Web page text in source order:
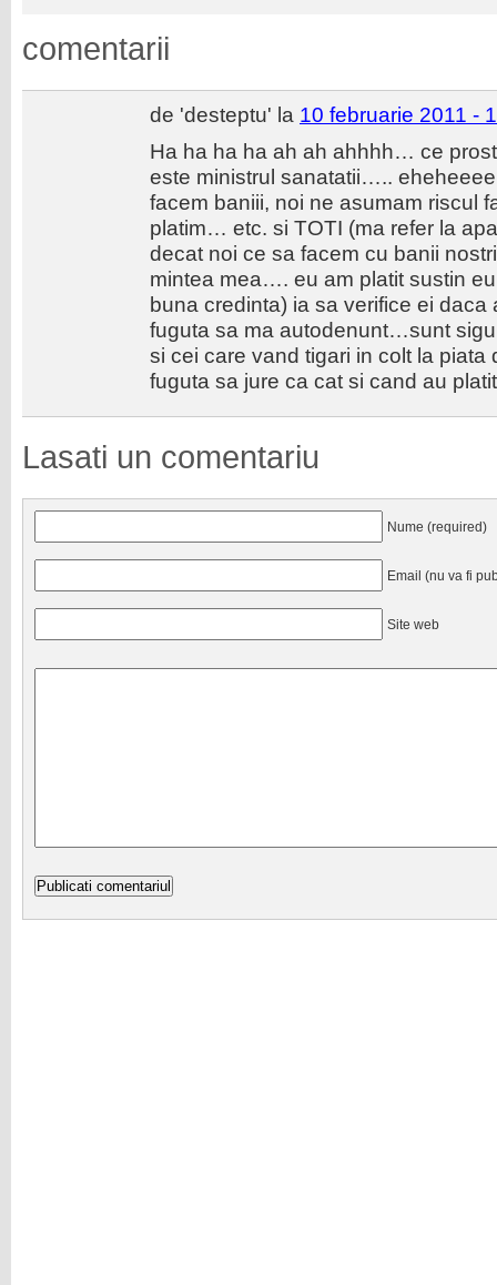
comentarii
de 'desteptu' la 10 februarie 2011 -
Ha ha ha ha ah ah ahhhh… ce
este ministrul sanatatii…..
facem baniii, noi ne asumam riscul
platim… etc. si TOTI (ma refer la
decat noi ce sa facem cu banii
mintea mea…. eu am platit sustin
buna credinta) ia sa verifice ei daca
fuguta sa ma autodenunt…sunt
si cei care vand tigari in colt la piata
fuguta sa jure ca cat si cand au
Lasati un comentariu
Nume (required)
Email (nu va fi
Site web